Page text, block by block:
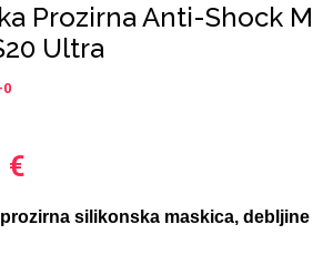
Prozirna Anti-Shock
Ultra
€
silikonska maskica, debljine